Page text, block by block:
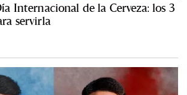
Internacional de la Cerveza: los 3
servirla